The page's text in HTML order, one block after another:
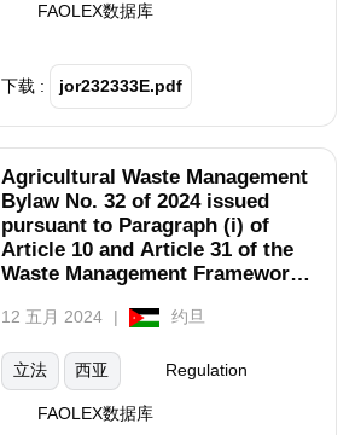
FAOLEX数据库
下载 : jor232333E.pdf
Agricultural Waste Management
Bylaw No. 32 of 2024 issued
pursuant to Paragraph (i) of
Article 10 and Article 31 of the
Waste Management Framework
12 五月 2024 约旦
立法 西亚 Regulation
FAOLEX数据库